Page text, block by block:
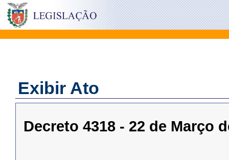
Exibir Ato
Decreto 4318 - 22 de Março